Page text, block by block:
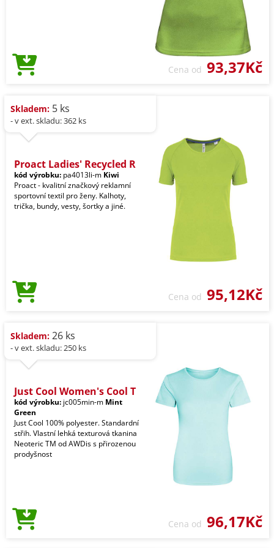
Cena od 93,37Kč
Skladem: 5 ks
- v ext. skladu: 362 ks
Proact Ladies' Recycled R
kód výrobku: pa4013li-m Kiwi
Proact - kvalitní značkový reklamní
sportovní textil pro ženy. Kalhoty,
trička, bundy, vesty, šortky a jiné.
Cena od 95,12Kč
Skladem: 26 ks
- v ext. skladu: 250 ks
Just Cool Women's Cool T
kód výrobku: jc005min-m Mint
Green
Just Cool 100% polyester. Standardní
střih. Vlastní lehká texturová tkanina
Neoteric TM od AWDis s přirozenou
prodyšnost
Cena od 96,17Kč